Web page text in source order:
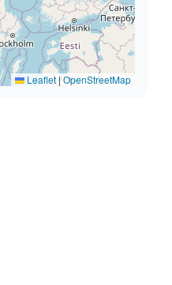
Leaflet|OpenStreetMap